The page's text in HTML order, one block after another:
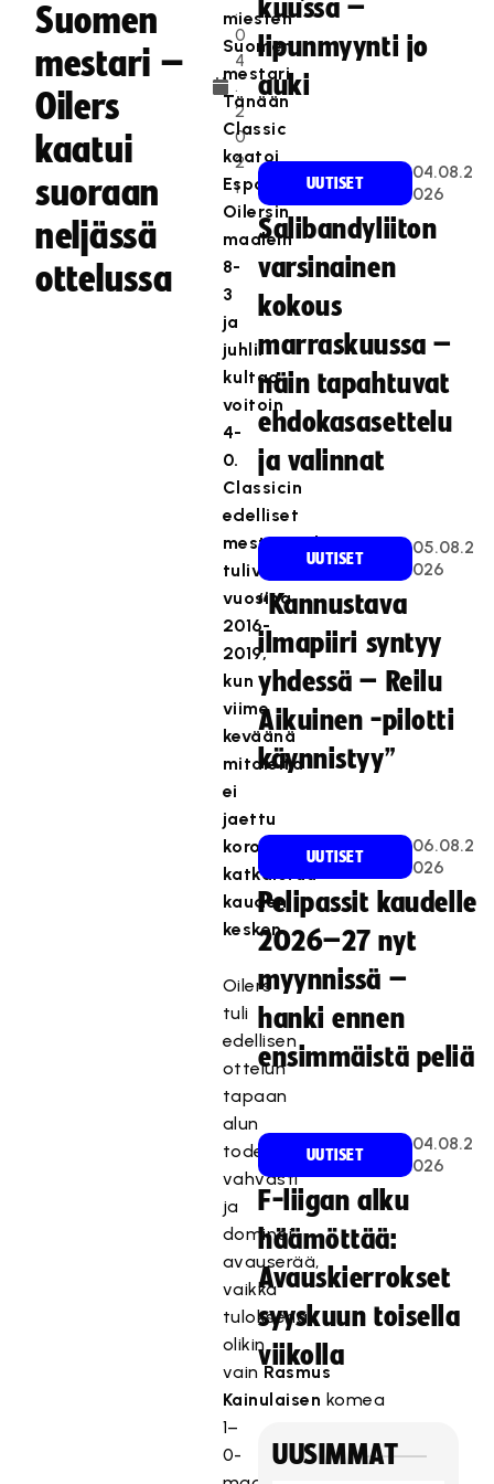
Suomen
mestari –
Oilers
kaatui
suoraan
neljässä
ottelussa
.
0
4
.
2
0
2
1
miesten
Suomen
mestari.
Tänään
Classic
kaatoi
Espoossa
Oilersin
maalein
8-
3
ja
juhlii
kultaa
voitoin
4-
0.
Classicin
edelliset
mestaruudet
tulivat
vuosina
2016-
2019,
kun
viime
keväänä
mitaleita
ei
jaettu
koronan
katkaistua
kauden
kesken.
Oilers
tuli
edellisen
ottelun
tapaan
alun
todella
vahvasti
ja
dominoi
avauserää,
vaikka
tuloksena
olikin
vainRasmus
Kainulaisen komea
1–
0-
kuussa –
lipunmyynti jo
auki
UUTISET
04.08.2
026
Salibandyliiton
varsinainen
kokous
marraskuussa –
näin tapahtuvat
ehdokasasettelu
ja valinnat
UUTISET
05.08.2
026
“Kannustava
ilmapiiri syntyy
yhdessä – Reilu
Aikuinen -pilotti
käynnistyy”
UUTISET
06.08.2
026
Pelipassit kaudelle
2026–27 nyt
myynnissä –
hanki ennen
ensimmäistä peliä
UUTISET
04.08.2
026
F-liigan alku
häämöttää:
Avauskierrokset
syyskuun toisella
viikolla
UUSIMMAT